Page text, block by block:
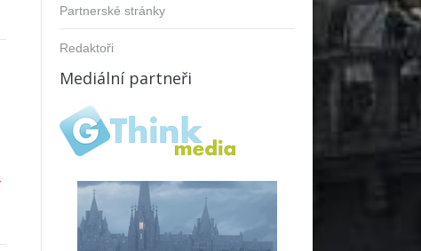
Partnerské stránky
Redaktoři
Mediální partneři